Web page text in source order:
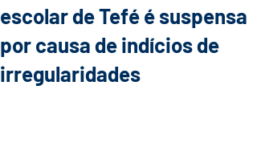
escolar de Tefé é suspensa
por causa de indícios de
irregularidades